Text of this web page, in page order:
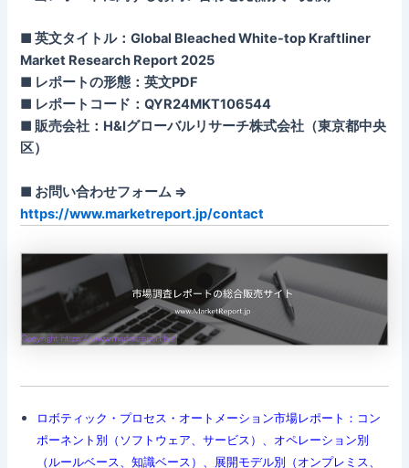
■ 英文タイトル：Global Bleached White-top Kraftliner
Market Research Report 2025
■ レポートの形態：英文PDF
■ レポートコード：QYR24MKT106544
■ 販売会社：H&Iグローバルリサーチ株式会社（東京都中央
区）
■ お問い合わせフォーム ⇒
https://www.marketreport.jp/contact
ロボティック・プロセス・オートメーション市場レポート：コン
ポーネント別（ソフトウェア、サービス）、オペレーション別
（ルールベース、知識ベース）、展開モデル別（オンプレミス、